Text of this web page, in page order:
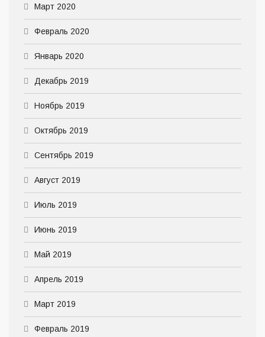
Март 2020
Февраль 2020
Январь 2020
Декабрь 2019
Ноябрь 2019
Октябрь 2019
Сентябрь 2019
Август 2019
Июль 2019
Июнь 2019
Май 2019
Апрель 2019
Март 2019
Февраль 2019